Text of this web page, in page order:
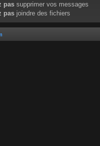
pas supprimer vos messages
pas joindre des fichiers